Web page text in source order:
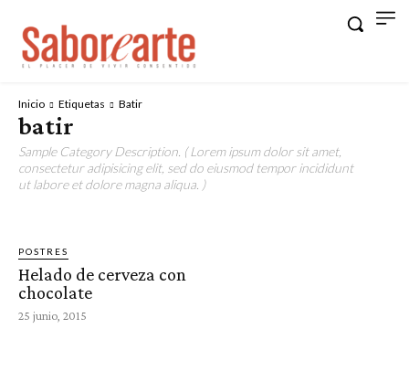
Inicio Etiquetas Batir
batir
Sample Category Description. ( Lorem ipsum dolor sit amet,
consectetur adipisicing elit, sed do eiusmod tempor incididunt
ut labore et dolore magna aliqua. )
POSTRES
Helado de cerveza con
chocolate
25 junio, 2015